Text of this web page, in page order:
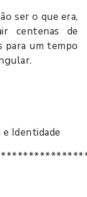
ser o que era,
centenas de
para um tempo
Identidade